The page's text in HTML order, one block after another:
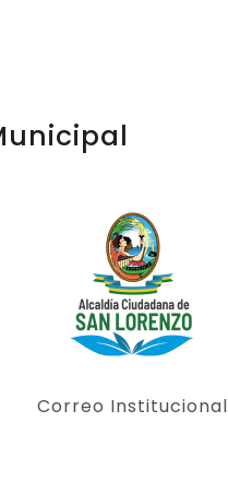
Correo Institucional